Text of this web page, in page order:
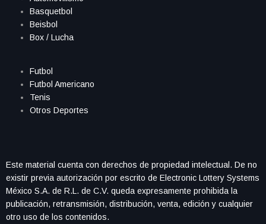
Basquetbol
Beisbol
Box / Lucha
Futbol
Futbol Americano
Tenis
Otros Deportes
Este material cuenta con derechos de propiedad intelectual. De no
existir previa autorización por escrito de Electronic Lottery Systems
México S.A. de R.L. de C.V. queda expresamente prohibida la
publicación, retransmisión, distribución, venta, edición y cualquier
otro uso de los contenidos.